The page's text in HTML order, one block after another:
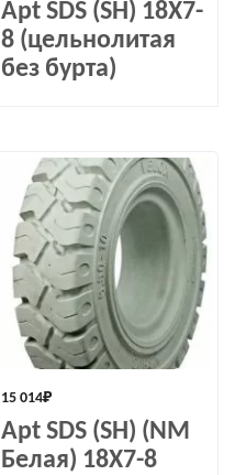
Apt SDS (SH) 18X7-
8 (цельнолитая
без бурта)
15 014₽
Apt SDS (SH) (NM
Белая) 18X7-8